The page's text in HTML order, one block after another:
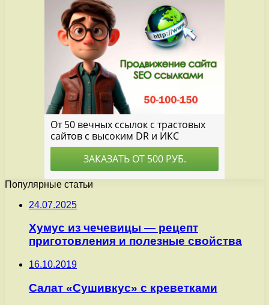
Популярные статьи
24.07.2025
Хумус из чечевицы — рецепт
приготовления и полезные свойства
16.10.2019
Салат «Сушивкус» с креветками